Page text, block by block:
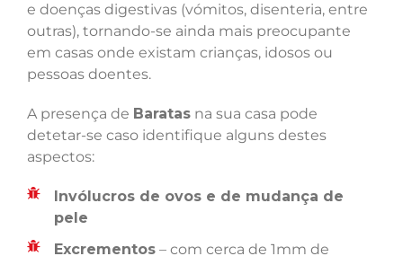
e doenças digestivas (vómitos, disenteria, entre
outras), tornando-se ainda mais preocupante
em casas onde existam crianças, idosos ou
pessoas doentes.
A presença de Baratas na sua casa pode
detetar-se caso identifique alguns destes
aspectos:
Invólucros de ovos e de mudança de
pele
Excrementos – com cerca de 1mm de